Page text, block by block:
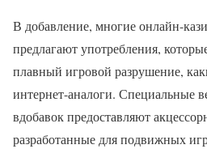
В добавление, многие онлайн-
предлагают употребления,
плавный игровой разрушение,
интернет-аналоги. Специальные
вдобавок предоставляют
разработанные для подвижных